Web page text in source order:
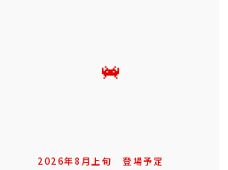
2026年8 月 上旬 登場予定